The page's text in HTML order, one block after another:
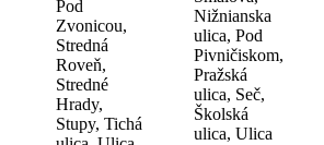
Pod
Zvonicou,
Stredná
Roveň,
Stredné
Hrady,
Stupy, Tichá
Nižnianska
ulica, Pod
Pivničiskom,
Pražská
ulica, Seč,
Školská
ulica, Ulica